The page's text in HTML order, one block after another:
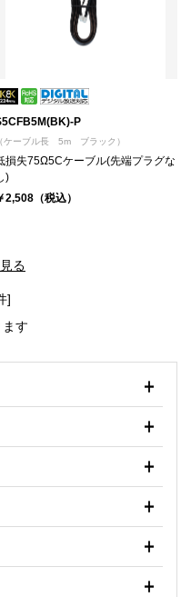
P
（ケーブル長 5m ブラック）
損失75Ω5Cケーブル(先端プラグな
)
2,508（税込）
る
]
す